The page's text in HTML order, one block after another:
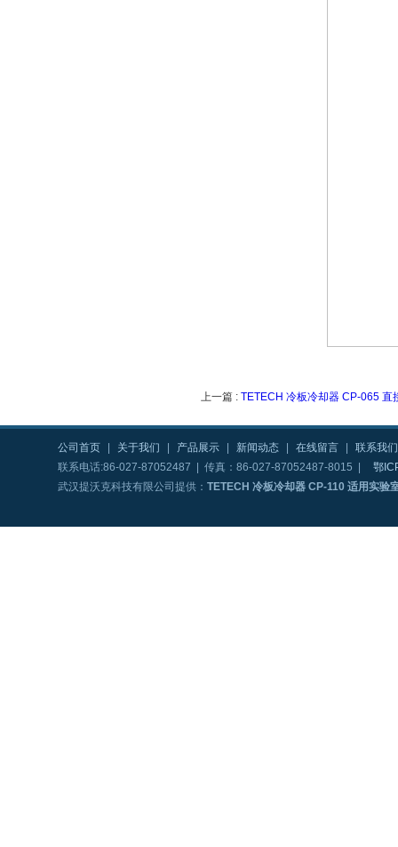
上一篇 : TETECH 冷板冷却器 CP-065 直
公司首页 关于我们 产品展示 新闻动态 在线留言
联系我们
联系电话:86-027-87052487 | 传真：86-027-87052487-8015 |
鄂
武汉提沃克科技有限公司提供： TETECH 冷板冷却器 CP-110 适用实验